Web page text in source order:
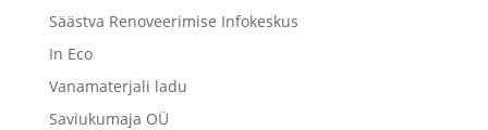
Säästva Renoveerimise Infokeskus
In Eco
Vanamaterjali ladu
Saviukumaja OÜ